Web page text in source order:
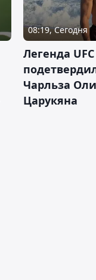
08:19, Сегодня
Легенда
Чарльза
Царукяна